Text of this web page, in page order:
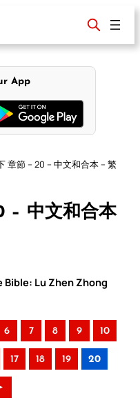
App
章節 – 20 – 中文和合本 – 繁
– 中文和合本
Bible: Lu Zhen Zhong
6 7 8 9 10
17 18 19 20